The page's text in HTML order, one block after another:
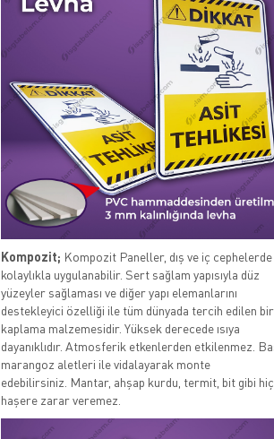
Kompozit; Kompozit Paneller, dış ve iç cephelerde
kolaylıkla uygulanabilir. Sert sağlam yapısıyla düz
yüzeyler sağlaması ve diğer yapı elemanlarını
destekleyici özelliği ile tüm dünyada tercih edilen bir
kaplama malzemesidir. Yüksek derecede ısıya
dayanıklıdır. Atmosferik etkenlerden etkilenmez.
marangoz aletleri ile vidalayarak monte
edebilirsiniz. Mantar, ahşap kurdu, termit, bit gibi
haşere zarar veremez.